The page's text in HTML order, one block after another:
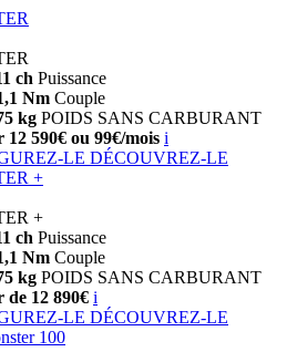
ch Puissance
Nm Couple
kg POIDS SANS CARBURANT
590€ ou 99€/mois i
LE DÉCOUVREZ-LE
+
+
ch Puissance
Nm Couple
kg POIDS SANS CARBURANT
12 890€ i
LE DÉCOUVREZ-LE
100